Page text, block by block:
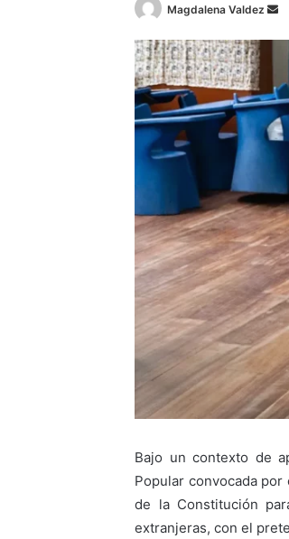
Magdalena Valdez
Bajo un contexto de
Popular convocada
de la Constitución
extranjeras, con el